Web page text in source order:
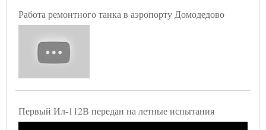
Работа ремонтного танка в аэропорту Домодедово
Первый Ил-112В передан на летные испытания